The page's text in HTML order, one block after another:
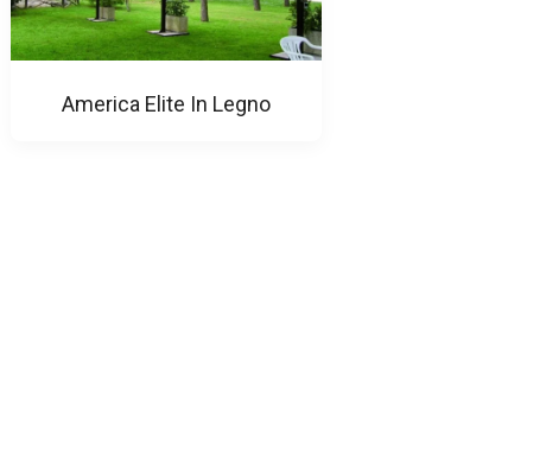
America Elite In Legno